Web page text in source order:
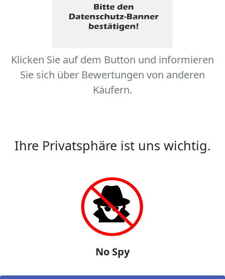
Klicken Sie auf dem Button und informieren
Sie sich über Bewertungen von anderen
Käufern.
Ihre Privatsphäre ist uns wichtig.
No Spy